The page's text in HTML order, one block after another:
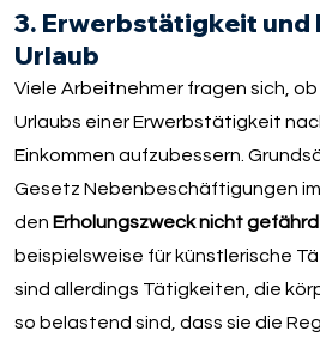
3. Erwerbstätigkeit und
Urlaub
Viele Arbeitnehmer fragen sich,
Urlaubs einer Erwerbstätigkeit
Einkommen aufzubessern.
Gesetz Nebenbeschäftigungen
den Erholungszweck nicht
beispielsweise für künstlerische
sind allerdings Tätigkeiten, die
so belastend sind, dass sie die